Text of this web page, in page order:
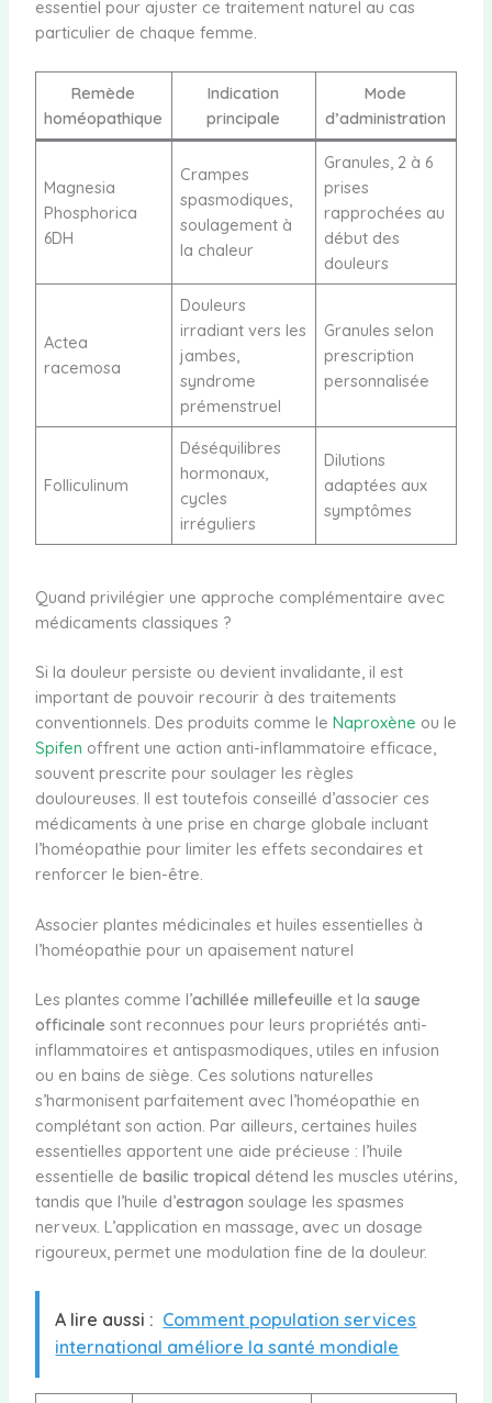
essentiel pour ajuster ce traitement naturel au cas
particulier de chaque femme.
Remède
homéopathique
Indication
principale
Mode
d’administration
Magnesia
Phosphorica
6DH
Crampes
spasmodiques,
soulagement à
la chaleur
Granules, 2 à 6
prises
rapprochées au
début des
douleurs
Actea
racemosa
Douleurs
irradiant vers les
jambes,
syndrome
prémenstruel
Granules selon
prescription
personnalisée
Folliculinum
Déséquilibres
hormonaux,
cycles
irréguliers
Dilutions
adaptées aux
symptômes
Quand privilégier une approche complémentaire avec
médicaments classiques ?
Si la douleur persiste ou devient invalidante, il est
important de pouvoir recourir à des traitements
conventionnels. Des produits comme le Naproxène ou le
Spifen offrent une action anti-inflammatoire efficace,
souvent prescrite pour soulager les règles
douloureuses. Il est toutefois conseillé d’associer ces
médicaments à une prise en charge globale incluant
l’homéopathie pour limiter les effets secondaires et
renforcer le bien-être.
Associer plantes médicinales et huiles essentielles à
l’homéopathie pour un apaisement naturel
Les plantes comme l’achillée millefeuille et la sauge
officinale sont reconnues pour leurs propriétés anti-
inflammatoires et antispasmodiques, utiles en infusion
ou en bains de siège. Ces solutions naturelles
s’harmonisent parfaitement avec l’homéopathie en
complétant son action. Par ailleurs, certaines huiles
essentielles apportent une aide précieuse : l’huile
essentielle de basilic tropical détend les muscles utérins,
tandis que l’huile d’estragon soulage les spasmes
nerveux. L’application en massage, avec un dosage
rigoureux, permet une modulation fine de la douleur.
A lire aussi : Comment population services
international améliore la santé mondiale